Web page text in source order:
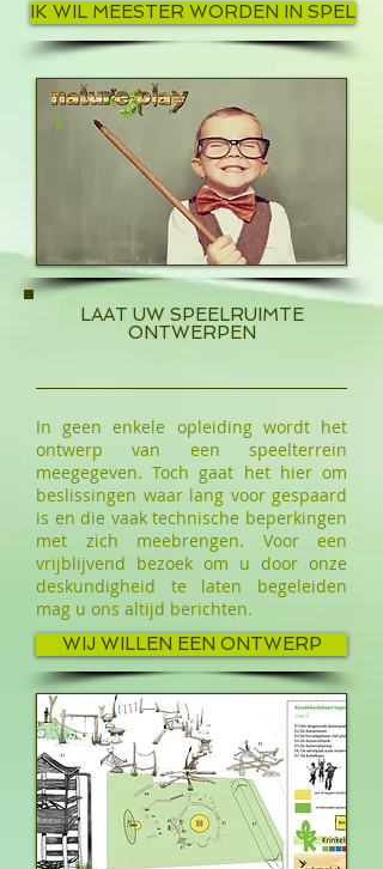
IK WIL MEESTER WORDEN IN SPEL
LAAT UW SPEELRUIMTE
ONTWERPEN
In geen enkele opleiding wordt het
ontwerp van een speelterrein
meegegeven. Toch gaat het hier om
beslissingen waar lang voor gespaard
is en die vaak technische beperkingen
met zich meebrengen. Voor een
vrijblijvend bezoek om u door onze
deskundigheid te laten begeleiden
mag u ons altijd berichten.
WIJ WILLEN EEN ONTWERP